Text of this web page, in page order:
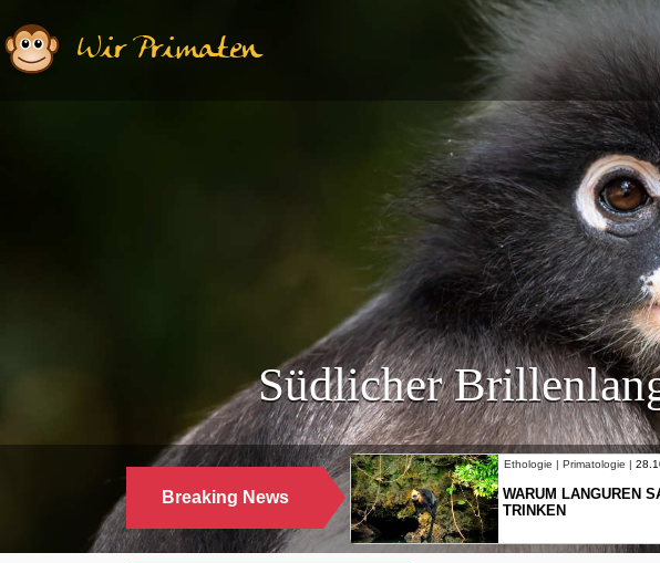
Wir Primaten
Südlicher
Breaking News
Ethologie | Primatologie |
NEUES VON
SCHOPFGIBBONS